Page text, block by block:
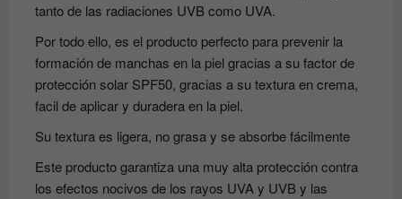
tanto de las radiaciones UVB como UVA.
Por todo ello, es el producto perfecto para prevenir la
formación de manchas en la piel gracias a su factor de
protección solar SPF50, gracias a su textura en crema,
facil de aplicar y duradera en la piel.
Su textura es ligera, no grasa y se absorbe fácilmente
Este producto garantiza una muy alta protección contra
los efectos nocivos de los rayos UVA y UVB y las